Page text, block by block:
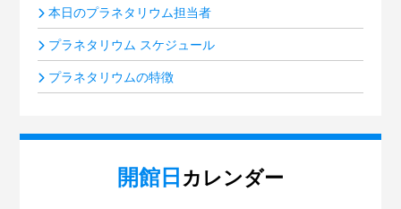
本日のプラネタリウム担当者
プラネタリウム スケジュール
プラネタリウムの特徴
開館日 カレンダー